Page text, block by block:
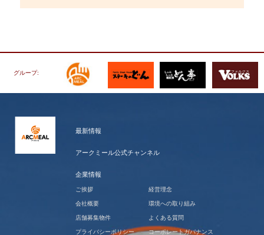
グループ:
最新情報
アークミール公式チャンネル
企業情報
ご挨拶 経営理念
会社概要 環境への取り組み
店舗募集物件 よくある質問
プライバシーポリシー
コーポレートガバナンス